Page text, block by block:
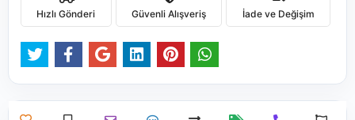
Hızlı Gönderi Güvenli Alışveriş İade ve Değişim